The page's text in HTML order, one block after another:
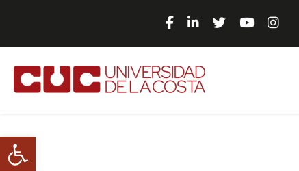
Abrir barra de herramientas